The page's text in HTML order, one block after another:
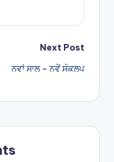
Next Post
ਨਵਾਂ ਸਾਲ – ਨਵੇਂ ਸੰਕਲਪ